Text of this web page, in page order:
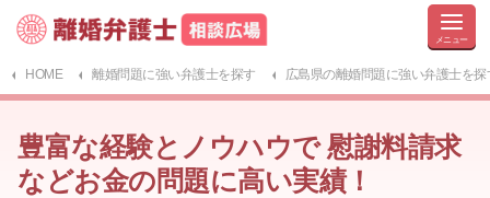
HOME 離婚問題に強い弁護士を探す 広島県の離婚問題に強い弁護士を探
豊富な経験とノウハウで 慰謝料請求
などお金の問題に高い実績！